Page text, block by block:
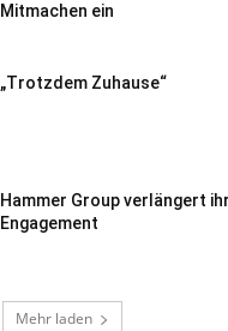
Mitmachen ein
„Trotzdem Zuhause“
Hammer Group verlängert ihr
Engagement
Mehr laden